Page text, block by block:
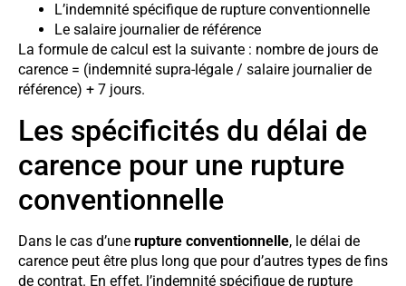
L’indemnité spécifique de rupture conventionnelle
Le salaire journalier de référence
La formule de calcul est la suivante : nombre de jours de
carence = (indemnité supra-légale / salaire journalier de
référence) + 7 jours.
Les spécificités du délai de
carence pour une rupture
conventionnelle
Dans le cas d’une rupture conventionnelle, le délai de
carence peut être plus long que pour d’autres types de fins
de contrat. En effet, l’indemnité spécifique de rupture